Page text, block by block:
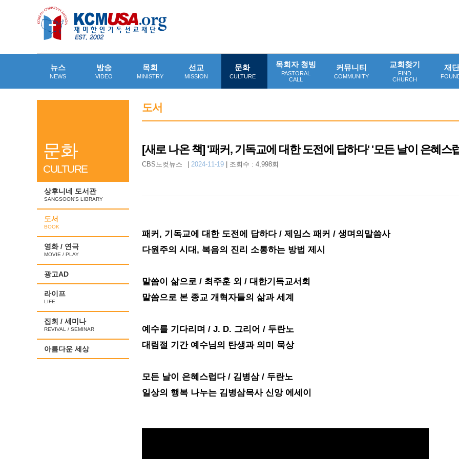
뉴스
NEWS
방송
VIDEO
목회
MINISTRY
선교
MISSION
문화
CULTURE
목회자 청빙
PASTORAL
CALL
커뮤니티
COMMUNITY
교회찾기
FIND
CHURCH
재
문화
CULTURE
상후니네 도서관
SANGSOON'S LIBRARY
도서
BOOK
영화 / 연극
MOVIE / PLAY
광고AD
라이프
LIFE
집회 / 세미나
REVIVAL / SEMINAR
아름다운 세상
도서
[새로 나온 책] '패커, 기독교에 대한 도전에 답하다' '모든 날이 은혜스
CBS노컷뉴스 2024-11-19 조회수 : 4,998회
패커, 기독교에 대한 도전에 답하다 / 제임스 패커 / 생며의말씀사
다원주의 시대, 복음의 진리 소통하는 방법 제시
말씀이 삶으로 / 최주훈 외 / 대한기독교서회
말씀으로 본 종교 개혁자들의 삶과 세계
예수를 기다리며 / J. D. 그리어 / 두란노
대림절 기간 예수님의 탄생과 의미 묵상
모든 날이 은혜스럽다 / 김병삼 / 두란노
일상의 행복 나누는 김병삼목사 신앙 에세이